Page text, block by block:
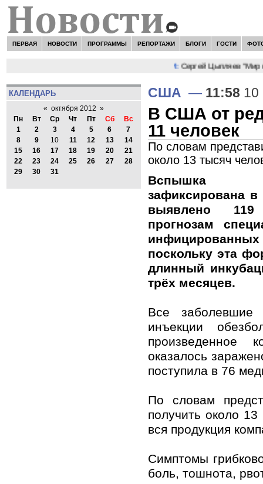
ПЕРВАЯ НОВОСТИ ПРОГРАММЫ РЕПОРТАЖИ БЛОГИ ГОСТИ
Сергей Цыпляев "Мир
КАЛЕНДАРЬ
« октября 2012 »
Пн
Вт Ср Чт Пт Сб
Вс
1
2 3 4 5 6
7
8
9 10 11 12 13
14
15
16 17 18 19 20
21
22
23 24 25 26 27
28
29
30 31
США — 11:58 10
В США от
11 человек
По словам
около 13 тысяч
Вспышка
зафиксирована в
выявлено
прогнозам
поскольку эта
длинный
трёх месяцев.
Все заболевшие
инъекции
произведенное
оказалось
поступила в 76
По словам
получить около
вся продукция
Симптомы
боль, тошнота,